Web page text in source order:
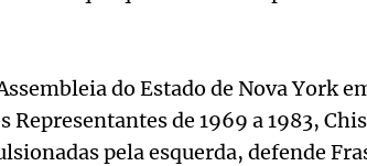
do Estado de Nova York
Representantes de 1969 a 1983,
pela esquerda, defende